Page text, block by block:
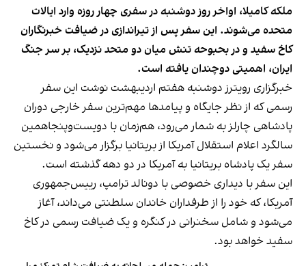
ملکه کامیلا، اواخر روز دوشنبه در سفری چهار روزه وارد ایالات
متحده می‌شوند. این سفر پس از تیراندازی در ضیافت خبرنگاران
کاخ سفید و در بحبوحه تنش میان دو متحد نزدیک، بر سر جنگ
ایران، اهمیتی دوچندان یافته است.
خبرگزاری رویترز دوشنبه هفتم اردیبهشت نوشت این سفر
رسمی که از نظر جایگاه و پیامدها مهم‌ترین سفر خارجی دوران
پادشاهی چارلز به شمار می‌رود، هم‌زمان با دویست‌وپنجاهمین
سالگرد اعلام استقلال آمریکا از بریتانیا برگزار می‌شود و نخستین
سفر یک پادشاه بریتانیا به آمریکا در دو دهه گذشته است.
این سفر با دیداری خصوصی با دونالد ترامپ، رییس‌جمهوری
آمریکا، که خود را از طرفداران خاندان سلطنتی می‌داند، آغاز
می‌شود و شامل سخنرانی در کنگره و یک ضیافت رسمی در کاخ
سفید خواهد بود.